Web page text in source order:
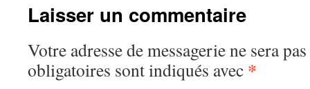
Laisser un commentaire
Votre adresse de messagerie ne sera
obligatoires sont indiqués avec *